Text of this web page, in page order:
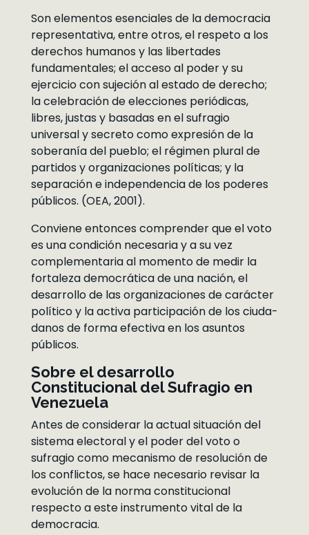
Son elementos esenciales de la democracia
representativa, entre otros, el respeto a los
derechos humanos y las libertades
fundamentales; el acceso al poder y su
ejercicio con sujeción al estado de derecho;
la celebración de elecciones periódicas,
libres, justas y basadas en el sufragio
universal y secreto como expresión de la
soberanía del pueblo; el régimen plural de
partidos y organizaciones políticas; y la
separación e independencia de los poderes
públicos. (OEA, 2001).
Conviene entonces comprender que el voto
es una condición necesaria y a su vez
complementaria al momento de medir la
fortaleza democrática de una nación, el
desarrollo de las organizaciones de carácter
político y la activa participación de los ciuda-
danos de forma efectiva en los asuntos
públicos.
Sobre el desarrollo
Constitucional del Sufragio en
Venezuela
Antes de considerar la actual situación del
sistema electoral y el poder del voto o
sufragio como mecanismo de resolución de
los conflictos, se hace necesario revisar la
evolución de la norma constitucional
respecto a este instrumento vital de la
democracia.